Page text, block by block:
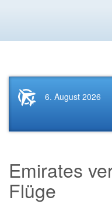
Startseite
6. August 2026
Emirates
Flüge